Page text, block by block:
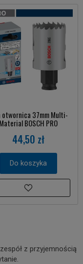
otwornica 37mm Multi-
Material BOSCH PRO
44,50 zł
Do koszyka
z przyjemnością